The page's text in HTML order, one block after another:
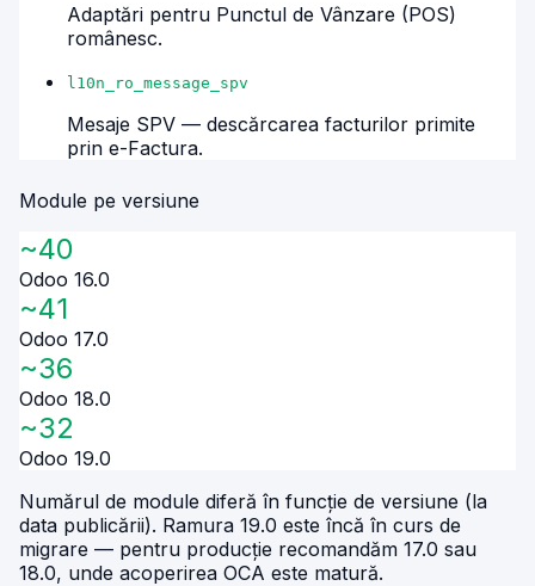
Adaptări pentru Punctul de Vânzare (POS)
românesc.
l10n_ro_message_spv
Mesaje SPV — descărcarea facturilor primite
prin e-Factura.
Module pe versiune
~40
Odoo 16.0
~41
Odoo 17.0
~36
Odoo 18.0
~32
Odoo 19.0
Numărul de module diferă în funcție de versiune (la
data publicării). Ramura 19.0 este încă în curs de
migrare — pentru producție recomandăm 17.0 sau
18.0, unde acoperirea OCA este matură.